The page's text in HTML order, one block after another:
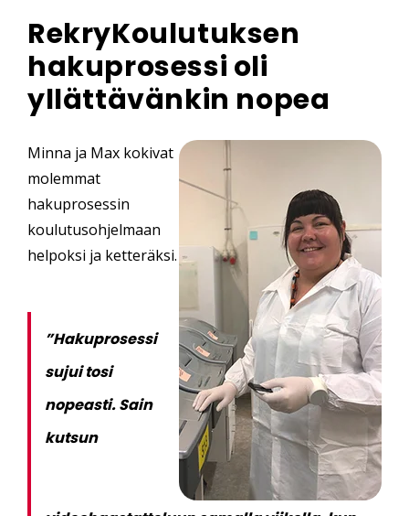
RekryKoulutuksen
hakuprosessi oli
yllättävänkin nopea
Minna ja Max kokivat
molemmat
hakuprosessin
koulutusohjelmaan
helpoksi ja ketteräksi.
”Hakuprosessi
sujui tosi
nopeasti. Sain
kutsun